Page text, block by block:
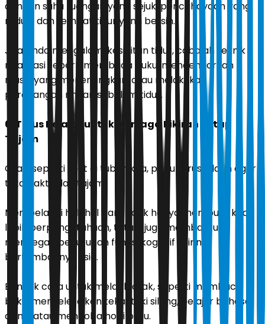
dengan suhu ruangan yang sejuk, pencahayaan yang
redup, dan tempat tidur yang bersih.
Jika Anda mengalami kesulitan tidur, cobalah teknik
relaksasi seperti membaca buku, mendengarkan
musik yang menenangkan, atau melakukan
peregangan ringan sebelum tidur.
6. Terus Belajar untuk Menjaga Pikiran Tetap
Tajam
Otak, seperti otot di tubuh kita, perlu terus dilatih agar
tetap aktif dan tajam.
Mempelajari hal-hal baru tidak hanya membuat kita
lebih berpengetahuan, tetapi juga membantu
mencegah penurunan fungsi kognitif seiring
bertambahnya usia.
Banyak cara untuk melatih otak, seperti membaca
buku, menyelesaikan teka-teki silang, belajar bahasa
asing, atau mencoba hobi baru.